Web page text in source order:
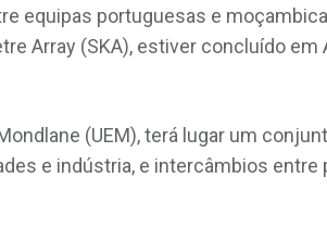
equipas portuguesas e
Array (SKA), estiver concluído
(UEM), terá lugar um
e indústria, e intercâmbios entre